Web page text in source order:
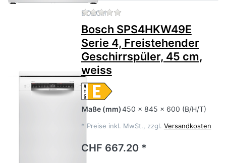
BOSCH Zu diesem Produkt liegen
Bosch SPS4HKW49E
Serie 4, Freistehender
Geschirrspüler, 45 cm,
weiss
Maße (mm)450 x 845 x 600 (B/H/T)
* Preise inkl. MwSt., zzgl. Versandkosten
CHF 667.20 *